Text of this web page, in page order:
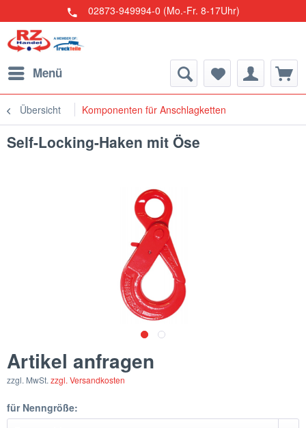
02873-949994-0 (Mo.-Fr. 8-17Uhr)
Menü
Übersicht Komponenten für Anschlagketten
Self-Locking-Haken mit Öse
Artikel anfragen
zzgl. MwSt. zzgl. Versandkosten
für Nenngröße: